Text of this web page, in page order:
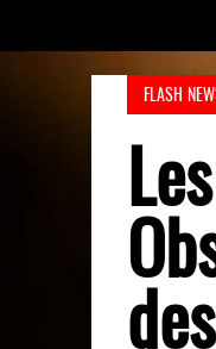
FLASH
pour l'industrialisation
Les